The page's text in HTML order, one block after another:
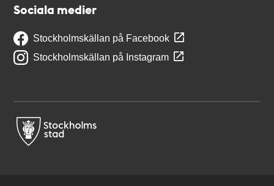
Sociala medier
Stockholmskällan på Facebook
Stockholmskällan på Instagram